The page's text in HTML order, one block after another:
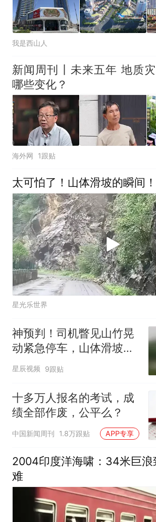
我是西山人
新闻周刊丨未来五年 地质
哪些变化？
海外网 1跟贴
太可怕了！山体滑坡的瞬间！
星光乐世界
神预判！司机瞥见山竹晃
动紧急停车，山体滑坡前
救下全车十余人
星辰视频 9跟贴
十多万人报名的考试，成
绩全部作废，公平么？
中国新闻周刊 1.8万跟贴 APP专享
2004印度洋海啸：34米巨浪
难